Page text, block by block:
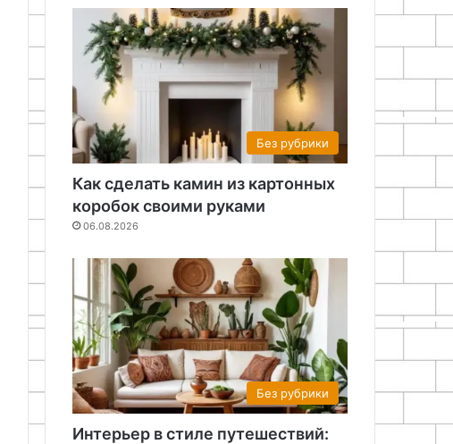
Без рубрики
Как сделать камин из картонных
коробок своими руками
06.08.2026
Без рубрики
Интерьер в стиле путешествий: